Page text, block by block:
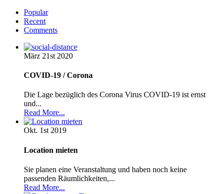
Popular
Recent
Comments
März 21st 2020
COVID-19 / Corona
Die Lage bezüglich des Corona Virus COVID-19 ist ernst
und...
Read More...
Okt. 1st 2019
Location mieten
Sie planen eine Veranstaltung und haben noch keine
passenden Räumlichkeiten,...
Read More...